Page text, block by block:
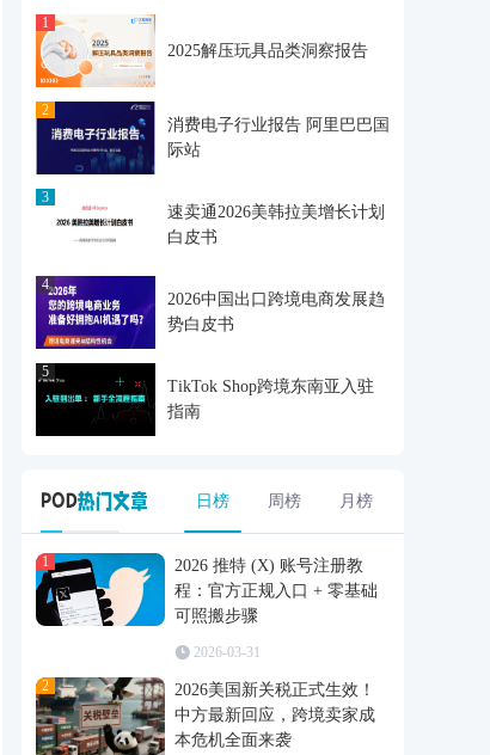
1
2025解压玩具品类洞察报告
2
消费电子行业报告 阿里巴巴国
际站
3
速卖通2026美韩拉美增长计划
白皮书
4
2026中国出口跨境电商发展趋
势白皮书
5
TikTok Shop跨境东南亚入驻
指南
日榜 周榜 月榜
1
2026 推特 (X) 账号注册教
程：官方正规入口 + 零基础
可照搬步骤
2026-03-31
2
2026美国新关税正式生效！
中方最新回应，跨境卖家成
本危机全面来袭